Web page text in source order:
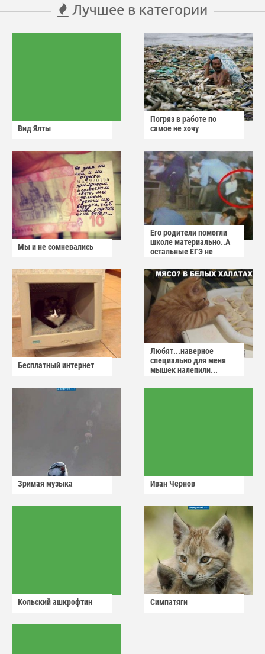
Лучшее в категории
Вид Ялты
Погряз в работе по
самое не хочу
Мы и не сомневались
Его родители помогли
школе материально..А
остальные ЕГЭ не
Бесплатный интернет
Любят...наверное
специально для меня
мышек налепили...
Зримая музыка Иван Чернов
Кольский ашкрофтин Симпатяги